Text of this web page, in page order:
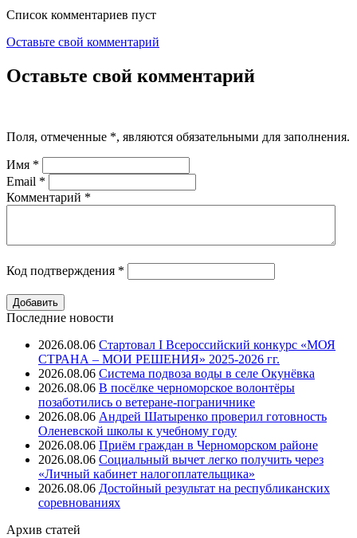
Список комментариев пуст
Оставьте свой комментарий
Оставьте свой комментарий
Поля, отмеченные *, являются обязательными для заполнения.
Имя *
Email *
Комментарий *
Код подтверждения *
Последние новости
2026.08.06 Стартовал I Всероссийский конкурс «МОЯ
СТРАНА – МОИ РЕШЕНИЯ» 2025-2026 гг.
2026.08.06 Система подвоза воды в селе Окунёвка
2026.08.06 В посёлке черноморское волонтёры
позаботились о ветеране-пограничнике
2026.08.06 Андрей Шатыренко проверил готовность
Оленевской школы к учебному году
2026.08.06 Приём граждан в Черноморском районе
2026.08.06 Социальный вычет легко получить через
«Личный кабинет налогоплательщика»
2026.08.06 Достойный результат на республиканских
соревнованиях
Архив статей